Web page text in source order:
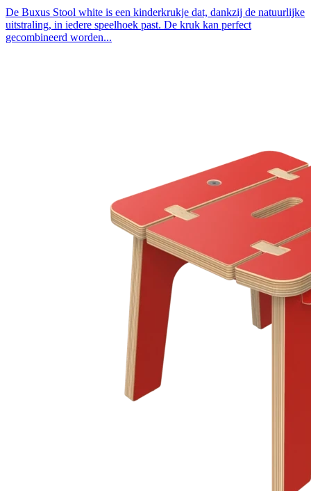
De Buxus Stool white is een kinderkrukje dat, dankzij de natuurlijke
uitstraling, in iedere speelhoek past. De kruk kan perfect
gecombineerd worden...